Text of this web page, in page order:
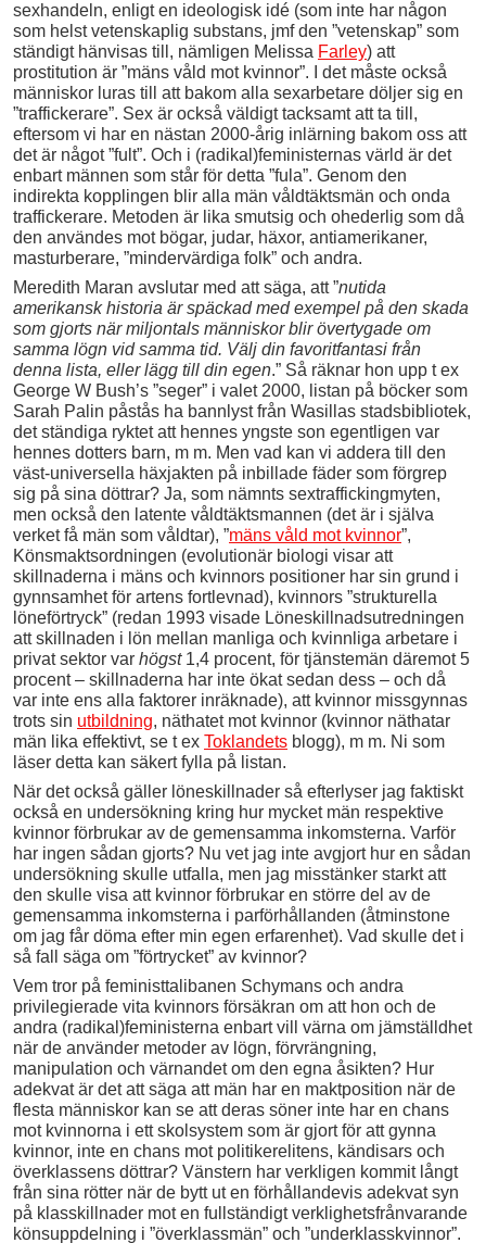
sexhandeln, enligt en ideologisk idé (som inte har någon
som helst vetenskaplig substans, jmf den ”vetenskap” som
ständigt hänvisas till, nämligen Melissa Farley) att
prostitution är ”mäns våld mot kvinnor”. I det måste också
människor luras till att bakom alla sexarbetare döljer sig en
”traffickerare”. Sex är också väldigt tacksamt att ta till,
eftersom vi har en nästan 2000-årig inlärning bakom oss att
det är något ”fult”. Och i (radikal)feministernas värld är det
enbart männen som står för detta ”fula”. Genom den
indirekta kopplingen blir alla män våldtäktsmän och onda
traffickerare. Metoden är lika smutsig och ohederlig som då
den användes mot bögar, judar, häxor, antiamerikaner,
masturberare, ”mindervärdiga folk” och andra.
Meredith Maran avslutar med att säga, att ”nutida
amerikansk historia är späckad med exempel på den skada
som gjorts när miljontals människor blir övertygade om
samma lögn vid samma tid. Välj din favoritfantasi från
denna lista, eller lägg till din egen.” Så räknar hon upp t ex
George W Bush’s ”seger” i valet 2000, listan på böcker som
Sarah Palin påstås ha bannlyst från Wasillas stadsbibliotek,
det ständiga ryktet att hennes yngste son egentligen var
hennes dotters barn, m m. Men vad kan vi addera till den
väst-universella häxjakten på inbillade fäder som förgrep
sig på sina döttrar? Ja, som nämnts sextraffickingmyten,
men också den latente våldtäktsmannen (det är i själva
verket få män som våldtar), ”mäns våld mot kvinnor”,
Könsmaktsordningen (evolutionär biologi visar att
skillnaderna i mäns och kvinnors positioner har sin grund i
gynnsamhet för artens fortlevnad), kvinnors ”strukturella
löneförtryck” (redan 1993 visade Löneskillnadsutredningen
att skillnaden i lön mellan manliga och kvinnliga arbetare i
privat sektor var högst1,4 procent, för tjänstemän däremot 5
procent – skillnaderna har inte ökat sedan dess – och då
var inte ens alla faktorer inräknade), att kvinnor missgynnas
trots sin utbildning, näthatet mot kvinnor (kvinnor näthatar
män lika effektivt, se t ex Toklandets blogg), m m. Ni som
läser detta kan säkert fylla på listan.
När det också gäller löneskillnader så efterlyser jag faktiskt
också en undersökning kring hur mycket män respektive
kvinnor förbrukar av de gemensamma inkomsterna. Varför
har ingen sådan gjorts? Nu vet jag inte avgjort hur en sådan
undersökning skulle utfalla, men jag misstänker starkt att
den skulle visa att kvinnor förbrukar en större del av de
gemensamma inkomsterna i parförhållanden (åtminstone
om jag får döma efter min egen erfarenhet). Vad skulle det i
så fall säga om ”förtrycket” av kvinnor?
Vem tror på feministtalibanen Schymans och andra
privilegierade vita kvinnors försäkran om att hon och de
andra (radikal)feministerna enbart vill värna om jämställdhet
när de använder metoder av lögn, förvrängning,
manipulation och värnandet om den egna åsikten? Hur
adekvat är det att säga att män har en maktposition när de
flesta människor kan se att deras söner inte har en chans
mot kvinnorna i ett skolsystem som är gjort för att gynna
kvinnor, inte en chans mot politikerelitens, kändisars och
överklassens döttrar? Vänstern har verkligen kommit långt
från sina rötter när de bytt ut en förhållandevis adekvat syn
på klasskillnader mot en fullständigt verklighetsfrånvarande
könsuppdelning i ”överklassmän” och ”underklasskvinnor”.